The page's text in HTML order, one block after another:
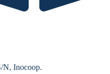
N, Inocoop.